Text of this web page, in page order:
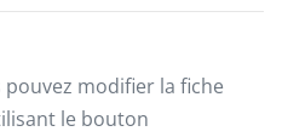
modifier la fiche
le bouton